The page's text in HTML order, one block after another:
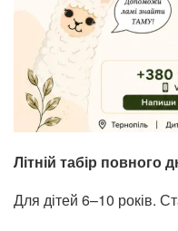
Літній табір повного
Для дітей 6–10 років.